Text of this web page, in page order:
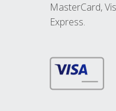
MasterCard,
Express.